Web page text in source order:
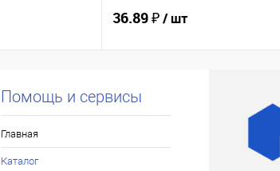
36.89 ₽/ шт
Помощь и сервисы
Главная
Каталог